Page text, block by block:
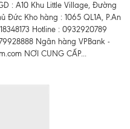
: A10 Khu Little Village, Đường
Đức Kho hàng : 1065 QL1A, P.An
Hotline : 0932920789
Ngân hàng VPBank -
NƠI CUNG CẤP...